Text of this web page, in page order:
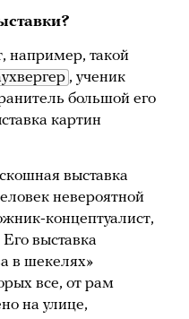
например, такой
, ученик
большой его
картин
выставка
невероятной
концептуалист,
выставка
в шекелях»
все, от рам
на улице,